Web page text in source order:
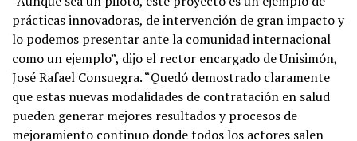
prácticas innovadoras, de intervención de gran impacto y
lo podemos presentar ante la comunidad internacional
como un ejemplo”, dijo el rector encargado de Unisimón,
José Rafael Consuegra. “Quedó demostrado claramente
que estas nuevas modalidades de contratación en salud
pueden generar mejores resultados y procesos de
mejoramiento continuo donde todos los actores salen